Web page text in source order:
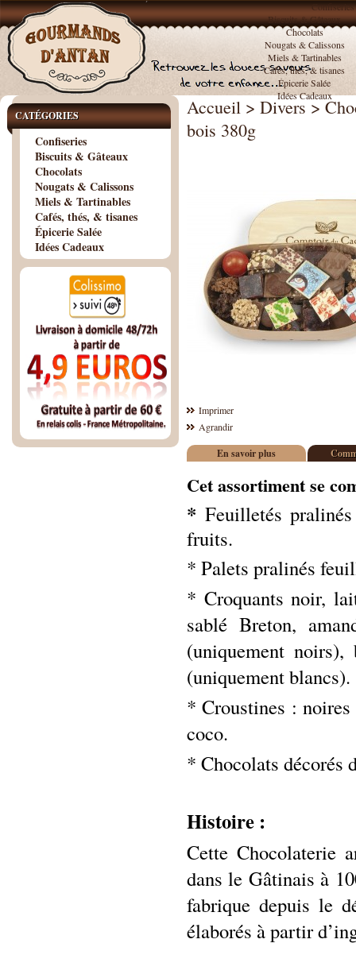
Confiseries
Biscuits & Gâteaux
Chocolats
Nougats & Calissons
Miels & Tartinables
Cafés, thés, & tisanes
Épicerie Salée
Idées Cadeaux
CATÉGORIES
Confiseries
Biscuits & Gâteaux
Chocolats
Nougats & Calissons
Miels & Tartinables
Cafés, thés, & tisanes
Épicerie Salée
Idées Cadeaux
Accueil > Divers >
bois 380g
Imprimer
Agrandir
En savoir plus
Cet assortiment se
* Feuilletés
fruits.
* Palets pralinés
* Croquants noir,
sablé Breton,
(uniquement
(uniquement blancs).
* Croustines :
coco.
* Chocolats décorés
Histoire :
Cette Chocolaterie
dans le Gâtinais à
fabrique depuis le
élaborés à partir